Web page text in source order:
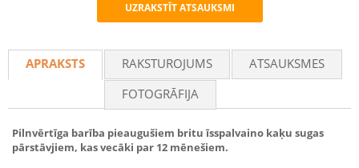
Recommend
UZRAKSTĪT ATSAUKSMI
APRAKSTS RAKSTUROJUMS
ATSAUKSMES
FOTOGRĀFIJA
Pilnvērtīga barība pieaugušiem britu īsspalvaino kaķu sugas
pārstāvjiem, kas vecāki par 12 mēnešiem.